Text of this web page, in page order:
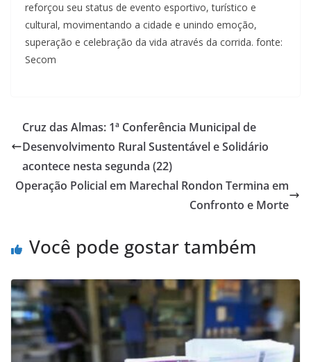
reforçou seu status de evento esportivo, turístico e
cultural, movimentando a cidade e unindo emoção,
superação e celebração da vida através da corrida. fonte:
Secom
Cruz das Almas: 1ª Conferência Municipal de
Desenvolvimento Rural Sustentável e Solidário
acontece nesta segunda (22)
Operação Policial em Marechal Rondon Termina em
Confronto e Morte
Você pode gostar também